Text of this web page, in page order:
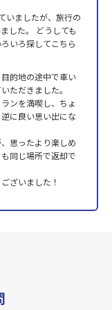
いましたが、旅行の
した。 どうしても
いろ探してこちら
的地の途中で車い
ただきました。
ンを満喫し、ちょ
に良い思い出にな
思ったより楽しめ
同じ場所で返却で
ざいました！